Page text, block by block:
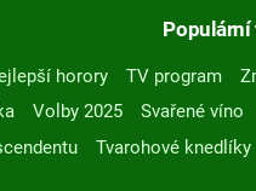
Populární
horory TV program
Volby 2025 Svařené víno
Tvarohové knedlíky